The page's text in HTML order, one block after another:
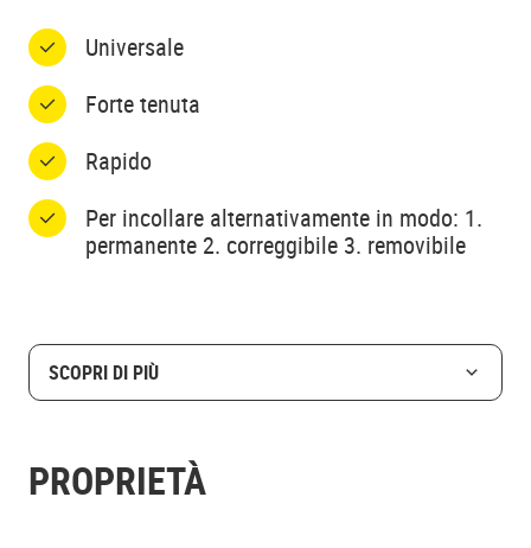
Universale
Forte tenuta
Rapido
Per incollare alternativamente in modo: 1.
permanente 2. correggibile 3. removibile
SCOPRI DI PIÙ
PROPRIETÀ